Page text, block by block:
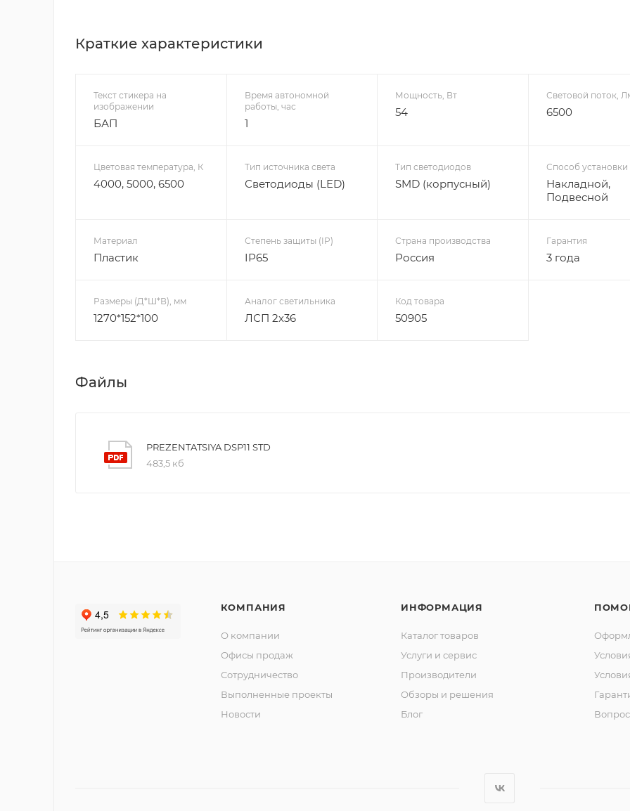
Краткие характеристики
Текст стикера на
изображении
БАП
Время автономной
работы, час
1
Мощность, Вт
54
Световой поток,
6500
Цветовая температура, К
4000, 5000, 6500
Тип источника света
Светодиоды (LED)
Тип светодиодов
SMD (корпусный)
Способ установки
Накладной,
Подвесной
Материал
Пластик
Степень защиты (IP)
IP65
Страна производства
Россия
Гарантия
3 года
Размеры (Д*Ш*В), мм
1270*152*100
Аналог светильника
ЛСП 2х36
Код товара
50905
Файлы
PREZENTATSIYA DSP11 STD
483,5 кб
КОМПАНИЯ
О компании
Офисы продаж
Сотрудничество
Выполненные проекты
Новости
ИНФОРМАЦИЯ
Каталог товаров
Услуги и сервис
Производители
Обзоры и решения
Блог